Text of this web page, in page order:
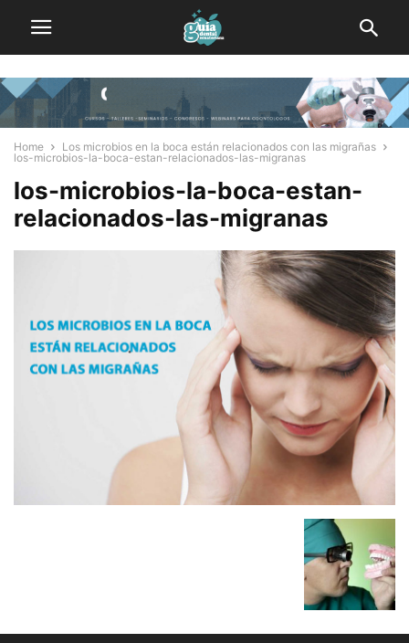
Home
Los microbios en la boca están relacionados con las migrañas
los-microbios-la-boca-estan-relacionados-las-migranas
los-microbios-la-boca-estan-
relacionados-las-migranas